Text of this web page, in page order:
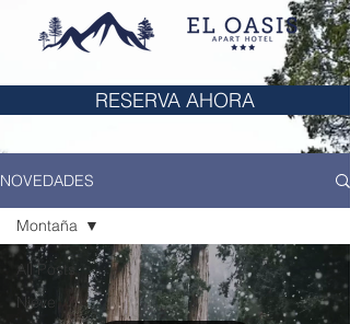
RESERVA AHORA
NOVEDADES
All Posts
Nieve
Montaña